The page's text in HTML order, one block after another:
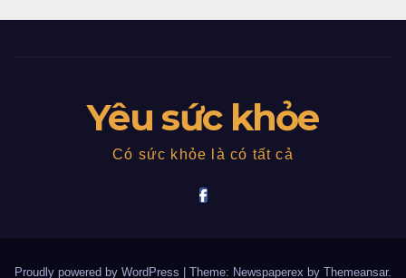
Yêu sức khỏe
Có sức khỏe là có tất cả
Proudly powered by WordPress Theme: Newspaperex by Themeansar.